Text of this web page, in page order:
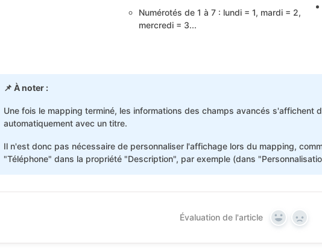
Numérotés de 1 à 7 : lundi = 1, mardi = 2,
mercredi = 3...
📌 À noter :
Une fois le mapping terminé, les informations des champs avancés s'affichent
automatiquement avec un titre.
Il n'est donc pas nécessaire de personnaliser l'affichage lors du mapping,
"Téléphone" dans la propriété "Description", par exemple (dans
Évaluation de l'article Yes No